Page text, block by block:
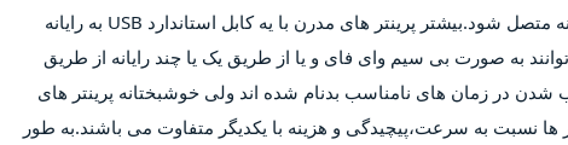
البته برای چاپ این سند،پرینتر باید روشن و به رایانه متصل شود.بیشتر پرینتر های مدرن با یه کابل استاندارد USB به رایانه
به صورت بی سیم وای فای و یا از طریق یک یا چند رایانه از طریق
در زمان های نامناسب بدنام شده اند ولی خوشبختانه پرینتر های
ها نسبت به سرعت،پیچیدگی و هزینه با یکدیگر متفاوت می باشند.به طور